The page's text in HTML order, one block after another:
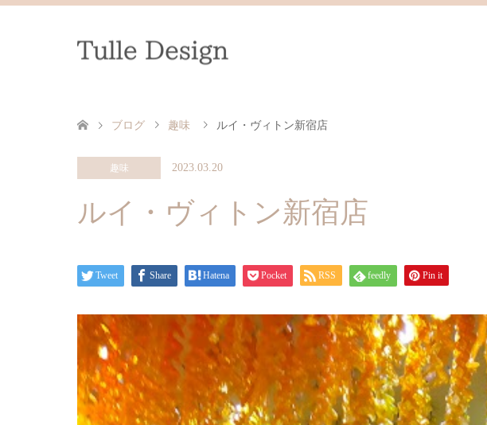
ブログ 趣味 ルイ・ヴィトン新宿店
趣味 2023.03.20
ルイ・ヴィトン新宿店
Tweet Share Hatena Pocket RSS feedly Pin it